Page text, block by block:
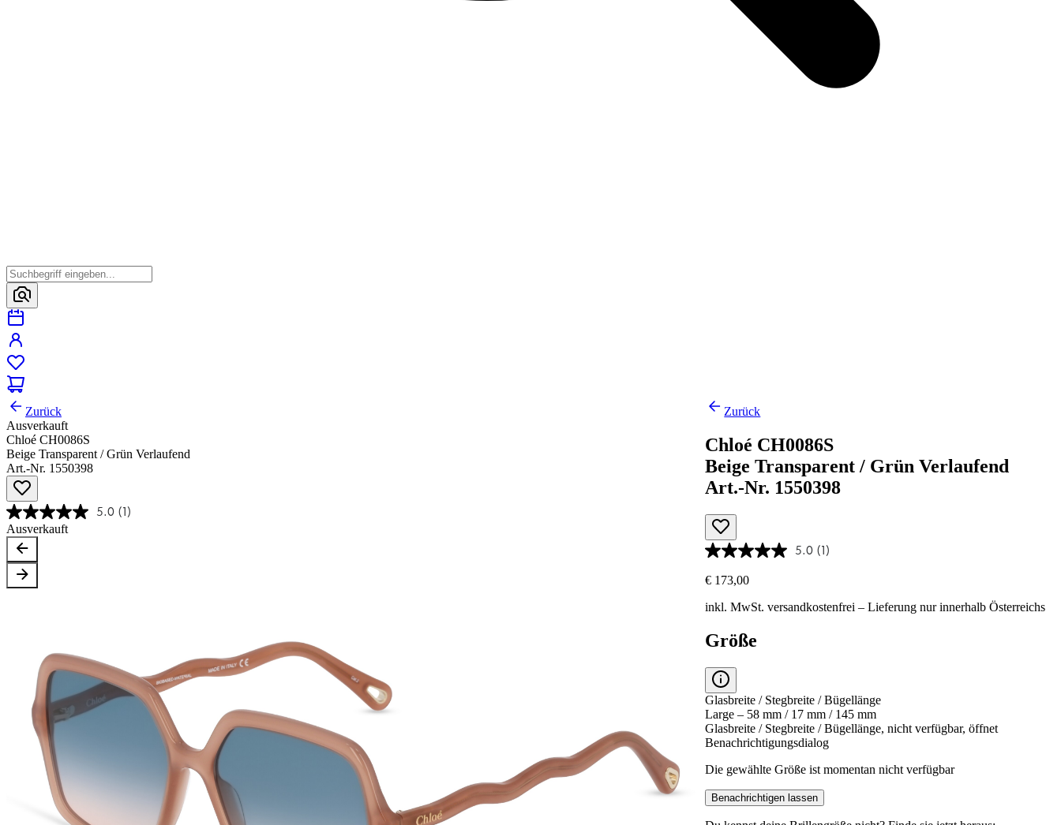
Zurück
Ausverkauft
Chloé CH0086S
Beige Transparent / Grün Verlaufend
Art.-Nr. 1550398
5.0 (1)
Ausverkauft
Zurück
Chloé CH0086S
Beige Transparent / Grün Verlaufend
Art.-Nr. 1550398
5.0 (1)
€ 173,00
inkl. MwSt.versandkostenfrei – Lieferung nur innerhalb Österreichs
Größe
Glasbreite / Stegbreite / Bügellänge
Large – 58 mm / 17 mm / 145 mm
Glasbreite / Stegbreite / Bügellänge, nicht verfügbar, öffnet
Benachrichtigungsdialog
Die gewählte Größe ist momentan nicht verfügbar
Benachrichtigen lassen